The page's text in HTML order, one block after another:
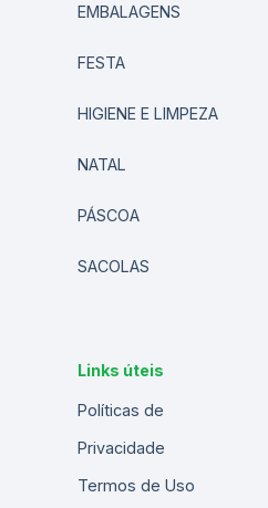
EMBALAGENS
FESTA
HIGIENE E LIMPEZA
NATAL
PÁSCOA
SACOLAS
Links úteis
Políticas de
Privacidade
Termos de Uso